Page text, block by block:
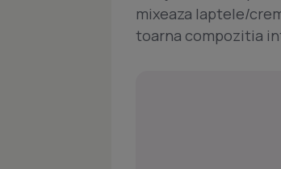
mixeaza laptele/
toarna compozitia